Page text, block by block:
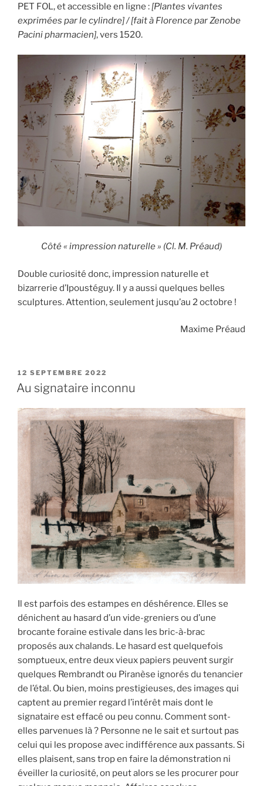
PET FOL, et accessible en ligne :[Plantes vivantes
exprimées par le cylindre] / [fait à Florence par Zenobe
Pacini pharmacien], vers 1520.
Côté « impression naturelle » (Cl. M. Préaud)
Double curiosité donc, impression naturelle et
bizarrerie d’Ipoustéguy. Il y a aussi quelques belles
sculptures. Attention, seulement jusqu’au 2 octobre !
Maxime Préaud
PUBLIÉ
LE
12 SEPTEMBRE 2022
Au signataire inconnu
Il est parfois des estampes en déshérence. Elles se
dénichent au hasard d’un vide-greniers ou d’une
brocante foraine estivale dans les bric-à-brac
proposés aux chalands. Le hasard est quelquefois
somptueux, entre deux vieux papiers peuvent surgir
quelques Rembrandt ou Piranèse ignorés du tenancier
de l’étal. Ou bien, moins prestigieuses, des images qui
captent au premier regard l’intérêt mais dont le
signataire est effacé ou peu connu. Comment sont-
elles parvenues là ? Personne ne le sait et surtout pas
celui qui les propose avec indifférence aux passants. Si
elles plaisent, sans trop en faire la démonstration ni
éveiller la curiosité, on peut alors se les procurer pour